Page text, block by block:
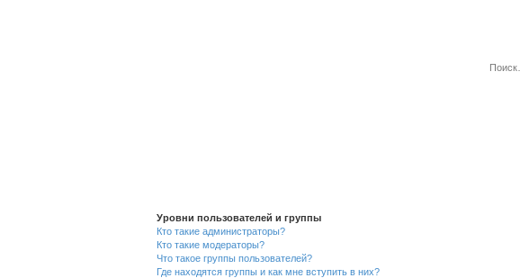
Уровни пользователей и группы
Кто такие администраторы?
Кто такие модераторы?
Что такое группы пользователей?
Где находятся группы и как мне вступить в них?